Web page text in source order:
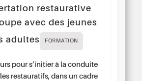
restaurative
avec des jeunes
adultes
FORMATION
pour s’initier à la conduite
restauratifs, dans un cadre